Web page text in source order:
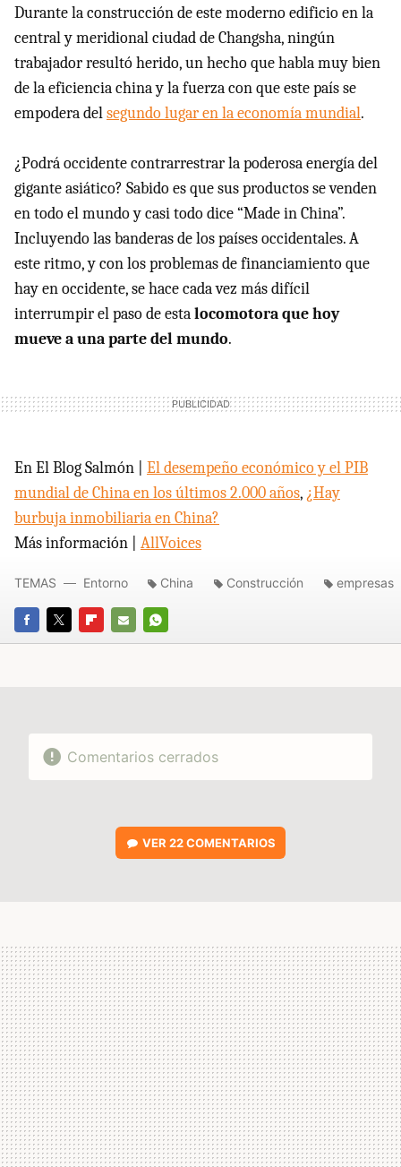
Durante la construcción de este moderno edificio en la
central y meridional ciudad de Changsha, ningún
trabajador resultó herido, un hecho que habla muy bien
de la eficiencia china y la fuerza con que este país se
empodera delsegundo lugar en la economía mundial.
¿Podrá occidente contrarrestrar la poderosa energía del
gigante asiático? Sabido es que sus productos se venden
en todo el mundo y casi todo dice “Made in China”.
Incluyendo las banderas de los países occidentales. A
este ritmo, y con los problemas de financiamiento que
hay en occidente, se hace cada vez más difícil
interrumpir el paso de estalocomotora que hoy
mueve a una parte del mundo.
En El Blog Salmón | El desempeño económico y elPIB
mundial de China en los últimos 2.000 años, ¿Hay
burbuja inmobiliaria en China?
Más información | AllVoices
FACEBOOK
TWITTERFLIPBOARD
E-
WHATSAPP
TEMAS Entorno China Construcción empresas
Comentarios cerrados
VER22 COMENTARIOS